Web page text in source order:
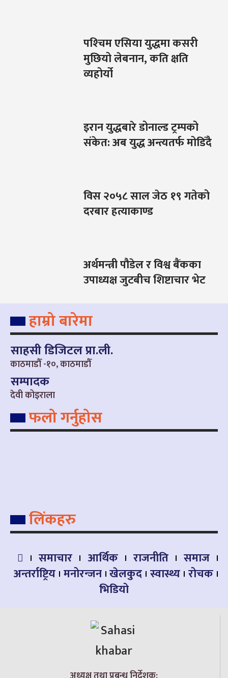
पश्‍चिम एसिया युद्धमा कसरी
मुछियो लेबनान, कति क्षति
व्यहोर्यो
इरान युद्धबारे डोनाल्ड ट्रम्पको
संकेत: अब युद्ध अन्त्यतर्फ मोडिँदै
विस २०५८ साल जेठ १९ गतेको
दरबार हत्याकाण्ड
अर्थमन्त्री पौडेल र विश्व बैंकका
उपाध्यक्ष जुटबीच शिष्टाचार भेट
हाम्रो बारेमा
साहसी डिजिटल प्रा.ली.
काठमाडौँ -१०, काठमाडौँ
सम्पादक
देवी कोइराला
फलो गर्नुहोस
लिंकहरु
समाचार आर्थिक राजनीति
समाज
अन्तर्राष्ट्रिय मनोरन्जन खेलकुद स्वास्थ्य रोचक
भिडियो